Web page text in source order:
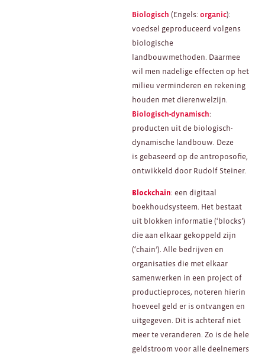
Biologisch (Engels:organic):
voedsel geproduceerd volgens
biologische
landbouwmethoden. Daarmee
wil men nadelige effecten op het
milieu verminderen en rekening
houden met dierenwelzijn.
Biologisch-dynamisch:
producten uit de biologisch-
dynamische landbouw. Deze
is gebaseerd op de antroposofie,
ontwikkeld door Rudolf Steiner.
Blockchain: een digitaal
boekhoudsysteem. Het bestaat
uit blokken informatie (‘blocks’)
die aan elkaar gekoppeld zijn
(‘chain’). Alle bedrijven en
organisaties die met elkaar
samenwerken in een project of
productieproces, noteren hierin
hoeveel geld er is ontvangen en
uitgegeven. Dit is achteraf niet
meer te veranderen. Zo is de hele
geldstroom voor alle deelnemers